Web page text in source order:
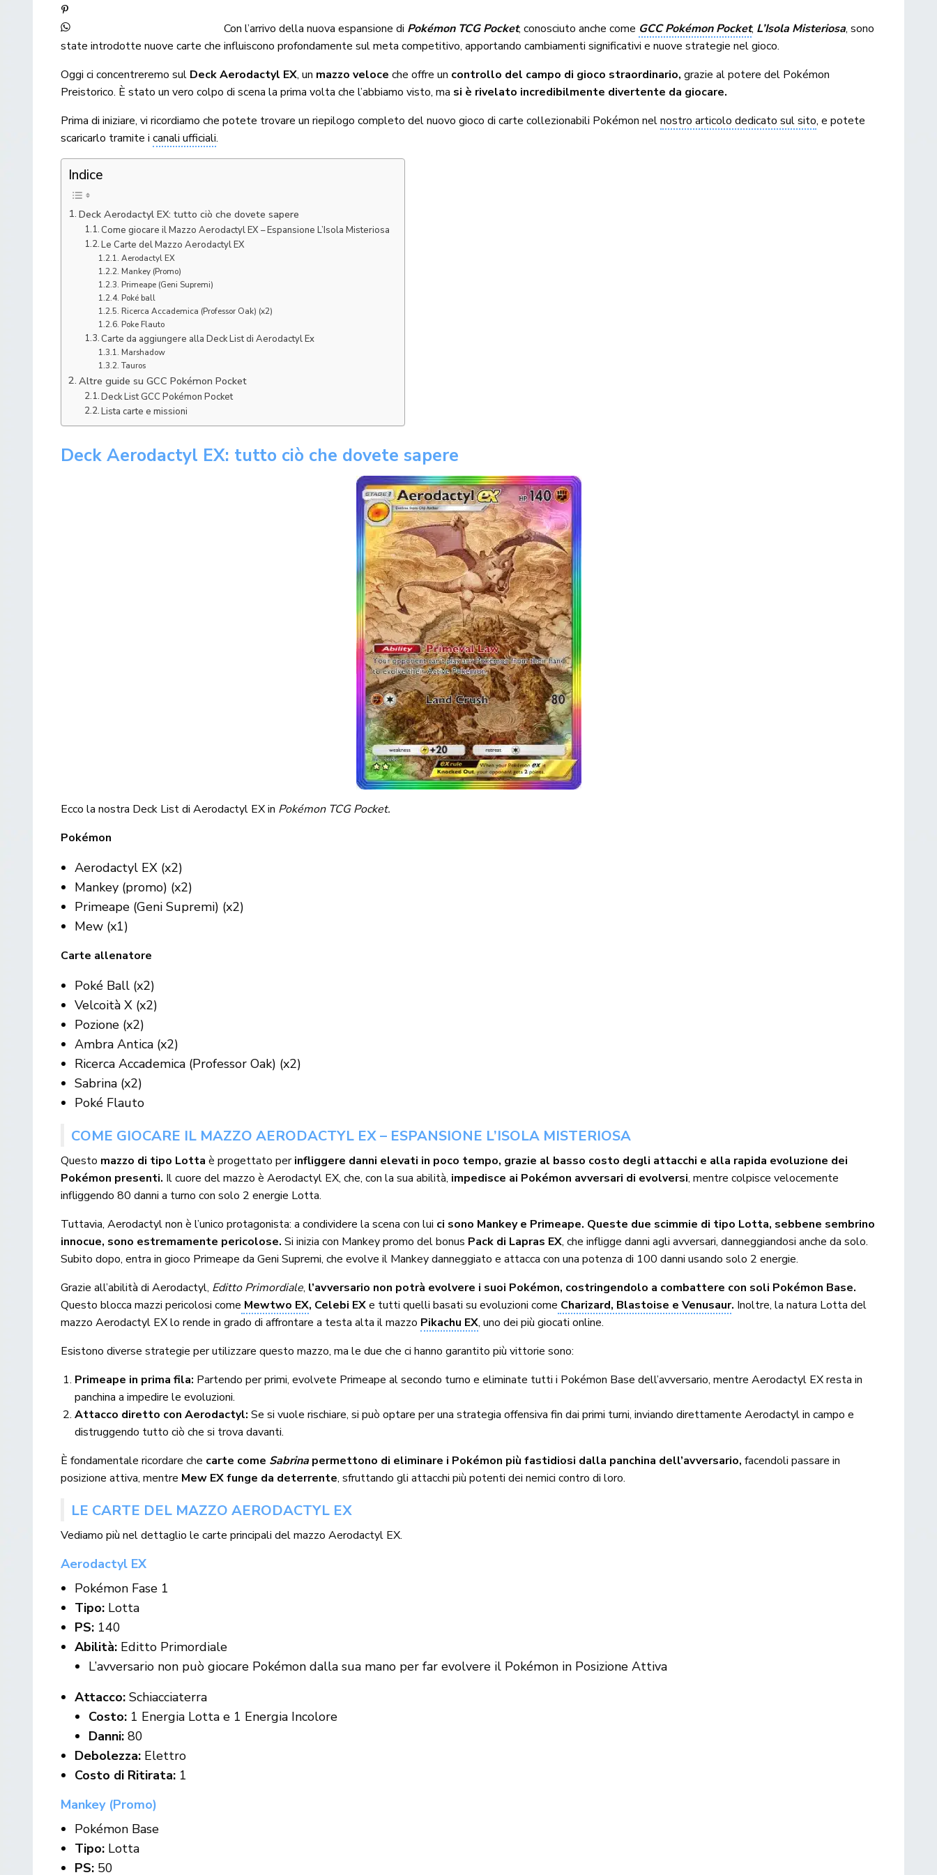
Con l’arrivo della nuova espansione di Pokémon TCG Pocket, conosciuto anche come GCC Pokémon Pocket, L’Isola Misteriosa, sono
state introdotte nuove carte che influiscono profondamente sul meta competitivo, apportando cambiamenti significativi e nuove strategie nel gioco.
Oggi ci concentreremo sul Deck Aerodactyl EX, un mazzo veloce che offre un controllo del campo di gioco straordinario, grazie al potere del Pokémon
Preistorico. È stato un vero colpo di scena la prima volta che l’abbiamo visto, ma si è rivelato incredibilmente divertente da giocare.
Prima di iniziare, vi ricordiamo che potete trovare un riepilogo completo del nuovo gioco di carte collezionabili Pokémon nelnostro articolo dedicato sul sito, e potete
scaricarlo tramite icanali ufficiali.
Indice
Deck Aerodactyl EX: tutto ciò che dovete sapere
Come giocare il Mazzo Aerodactyl EX – Espansione L’Isola Misteriosa
Le Carte del Mazzo Aerodactyl EX
Aerodactyl EX
Mankey (Promo)
Primeape (Geni Supremi)
Poké ball
Ricerca Accademica (Professor Oak) (x2)
Poke Flauto
Carte da aggiungere alla Deck List di Aerodactyl Ex
Marshadow
Tauros
Altre guide su GCC Pokémon Pocket
Deck List GCC Pokémon Pocket
Lista carte e missioni
Deck Aerodactyl EX: tutto ciò che dovete sapere
Ecco la nostra Deck List di Aerodactyl EX in Pokémon TCG Pocket.
Pokémon
Aerodactyl EX (x2)
Mankey (promo) (x2)
Primeape (Geni Supremi) (x2)
Mew (x1)
Carte allenatore
Poké Ball (x2)
Velcoità X (x2)
Pozione (x2)
Ambra Antica (x2)
Ricerca Accademica (Professor Oak) (x2)
Sabrina (x2)
Poké Flauto
COME GIOCARE IL MAZZO AERODACTYL EX – ESPANSIONE L’ISOLA MISTERIOSA
Questo mazzo di tipo Lotta è progettato perinfliggere danni elevati in poco tempo, grazie al basso costo degli attacchi e alla rapida evoluzione dei
Pokémon presenti. Il cuore del mazzo è Aerodactyl EX, che, con la sua abilità, impedisce ai Pokémon avversari di evolversi, mentre colpisce velocemente
infliggendo 80 danni a turno con solo 2 energie Lotta.
Tuttavia, Aerodactyl non è l’unico protagonista: a condividere la scena con lui ci sono Mankey e Primeape. Queste due scimmie di tipo Lotta, sebbene sembrino
innocue, sono estremamente pericolose. Si inizia con Mankey promo del bonus Pack di Lapras EX, che infligge danni agli avversari, danneggiandosi anche da solo.
Subito dopo, entra in gioco Primeape da Geni Supremi, che evolve il Mankey danneggiato e attacca con una potenza di 100 danni usando solo 2 energie.
Grazie all’abilità di Aerodactyl, Editto Primordiale, l’avversario non potrà evolvere i suoi Pokémon, costringendolo a combattere con soli Pokémon Base.
Questo blocca mazzi pericolosi come Mewtwo EX, Celebi EXe tutti quelli basati su evoluzioni come Charizard, Blastoise e Venusaur. Inoltre, la natura Lotta del
mazzo Aerodactyl EX lo rende in grado di affrontare a testa alta il mazzo Pikachu EX, uno dei più giocati online.
Esistono diverse strategie per utilizzare questo mazzo, ma le due che ci hanno garantito più vittorie sono:
Primeape in prima fila: Partendo per primi, evolvete Primeape al secondo turno e eliminate tutti i Pokémon Base dell’avversario, mentre Aerodactyl EX resta in
panchina a impedire le evoluzioni.
Attacco diretto con Aerodactyl: Se si vuole rischiare, si può optare per una strategia offensiva fin dai primi turni, inviando direttamente Aerodactyl in campo e
distruggendo tutto ciò che si trova davanti.
È fondamentale ricordare che carte come Sabrina permettono di eliminare i Pokémon più fastidiosi dalla panchina dell’avversario, facendoli passare in
posizione attiva, mentre Mew EX funge da deterrente, sfruttando gli attacchi più potenti dei nemici contro di loro.
LE CARTE DEL MAZZO AERODACTYL EX
Vediamo più nel dettaglio le carte principali del mazzo Aerodactyl EX.
Aerodactyl EX
Pokémon Fase 1
Tipo: Lotta
PS: 140
Abilità: Editto Primordiale
L’avversario non può giocare Pokémon dalla sua mano per far evolvere il Pokémon in Posizione Attiva
Attacco: Schiacciaterra
Costo: 1 Energia Lotta e 1 Energia Incolore
Danni: 80
Debolezza: Elettro
Costo di Ritirata: 1
Mankey (Promo)
Pokémon Base
Tipo: Lotta
PS: 50